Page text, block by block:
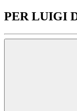
PER LUIGI